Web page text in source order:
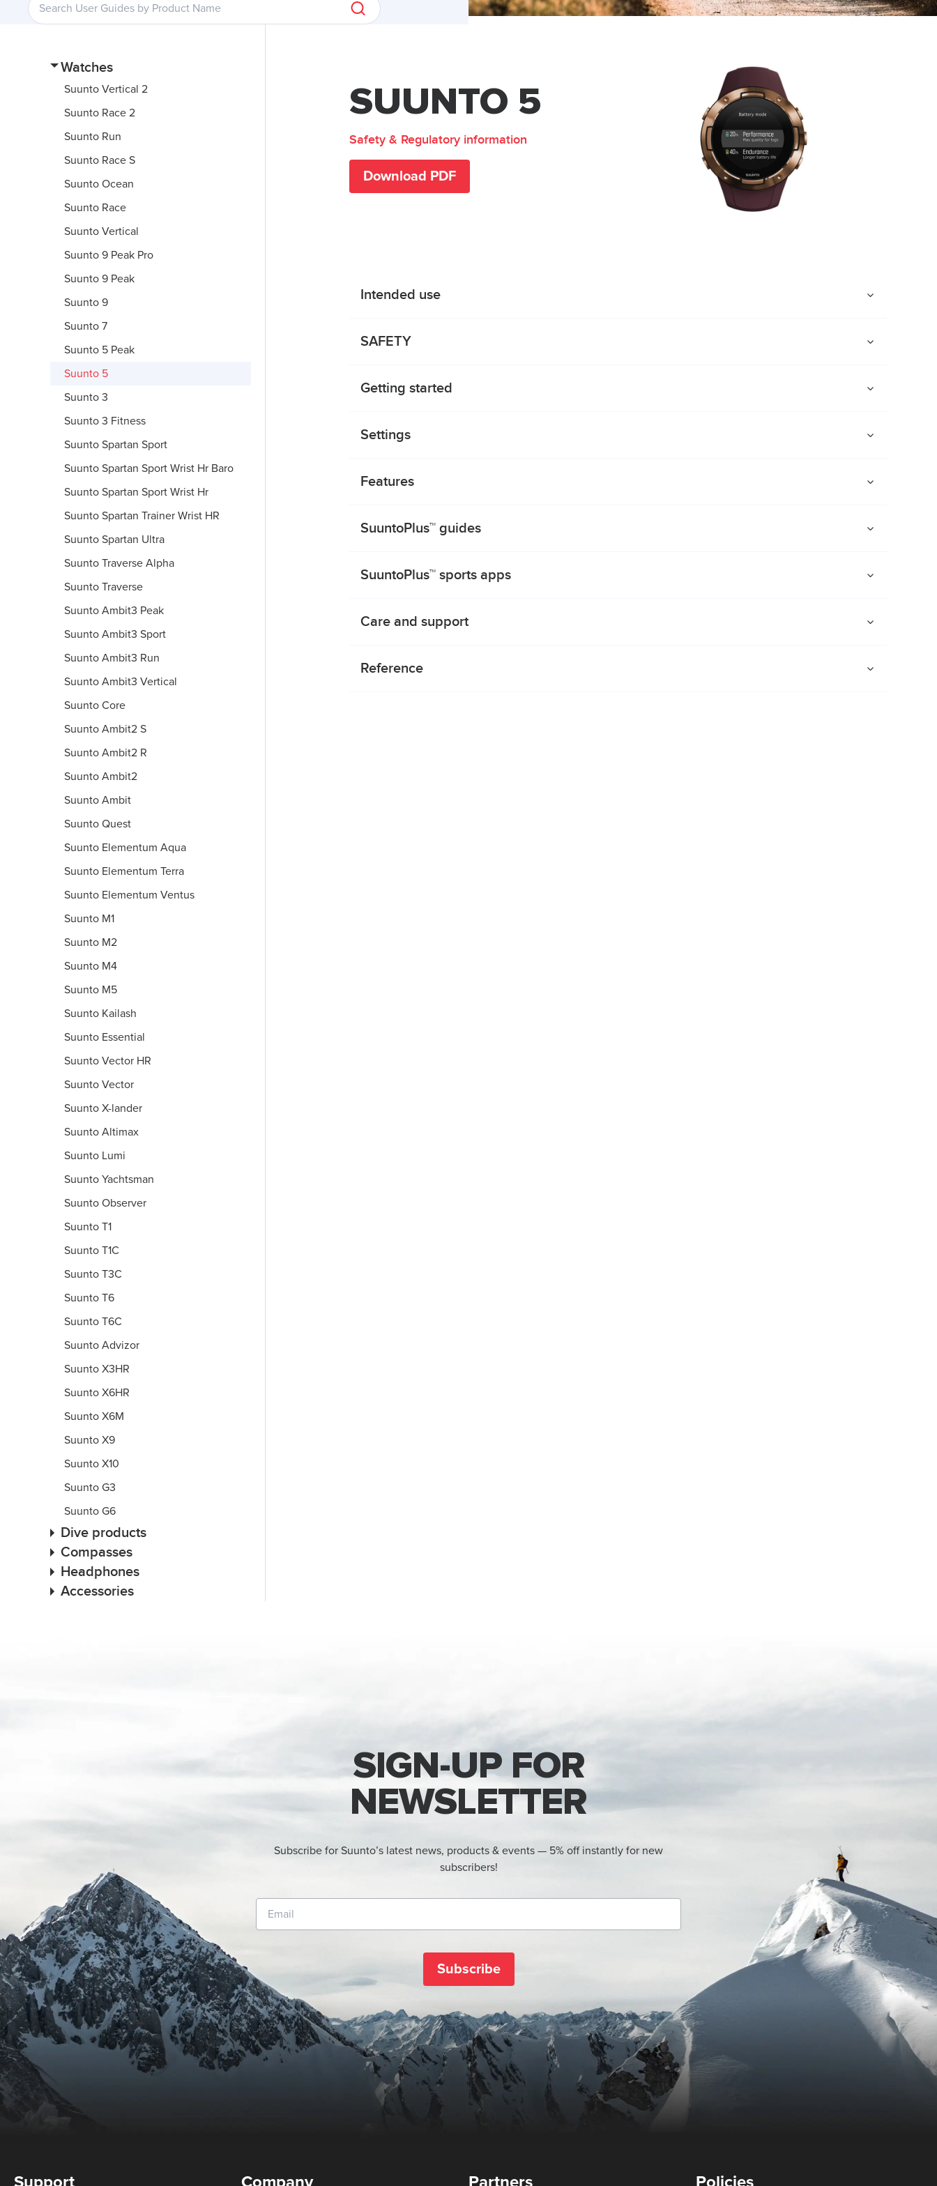
Watches
Suunto Vertical 2
Suunto Race 2
Suunto Run
Suunto Race S
Suunto Ocean
Suunto Race
Suunto Vertical
Suunto 9 Peak Pro
Suunto 9 Peak
Suunto 9
Suunto 7
Suunto 5 Peak
Suunto 5
Suunto 3
Suunto 3 Fitness
Suunto Spartan Sport
Suunto Spartan Sport Wrist Hr Baro
Suunto Spartan Sport Wrist Hr
Suunto Spartan Trainer Wrist HR
Suunto Spartan Ultra
Suunto Traverse Alpha
Suunto Traverse
Suunto Ambit3 Peak
Suunto Ambit3 Sport
Suunto Ambit3 Run
Suunto Ambit3 Vertical
Suunto Core
Suunto Ambit2 S
Suunto Ambit2 R
Suunto Ambit2
Suunto Ambit
Suunto Quest
Suunto Elementum Aqua
Suunto Elementum Terra
Suunto Elementum Ventus
Suunto M1
Suunto M2
Suunto M4
Suunto M5
Suunto Kailash
Suunto Essential
Suunto Vector HR
Suunto Vector
Suunto X-lander
Suunto Altimax
Suunto Lumi
Suunto Yachtsman
Suunto Observer
Suunto T1
Suunto T1C
Suunto T3C
Suunto T6
Suunto T6C
Suunto Advizor
Suunto X3HR
Suunto X6HR
Suunto X6M
Suunto X9
Suunto X10
Suunto G3
Suunto G6
Dive products
Compasses
Headphones
Accessories
SUUNTO 5
Safety & Regulatory information
Download PDF
Intended use
SAFETY
Getting started
Settings
Features
SuuntoPlus™ guides
SuuntoPlus™ sports apps
Care and support
Reference
SIGN-UP FOR
NEWSLETTER
Subscribe for Suunto’s latest news, products & events — 5% off instantly for new
subscribers!
Subscribe
Support Company Partners Policies